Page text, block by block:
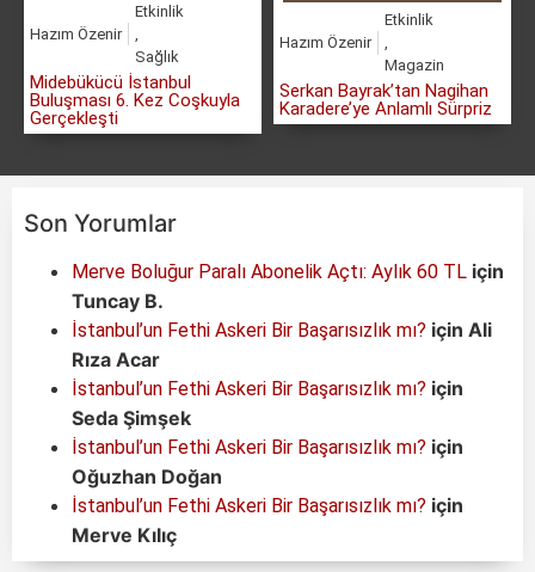
Hazım Özenir
Etkinlik
Sağlık
Midebükücü İstanbul
Buluşması 6. Kez Coşkuyla
Gerçekleşti
Hazım Özenir
Etkinlik
,
Magazin
Serkan Bayrak’tan Nagihan
Karadere’ye Anlamlı Sürpriz
Son Yorumlar
Merve Boluğur Paralı Abonelik Açtı: Aylık 60 TL için
Tuncay B.
İstanbul’un Fethi Askeri Bir Başarısızlık mı? için Ali
Rıza Acar
İstanbul’un Fethi Askeri Bir Başarısızlık mı? için
Seda Şimşek
İstanbul’un Fethi Askeri Bir Başarısızlık mı? için
Oğuzhan Doğan
İstanbul’un Fethi Askeri Bir Başarısızlık mı? için
Merve Kılıç